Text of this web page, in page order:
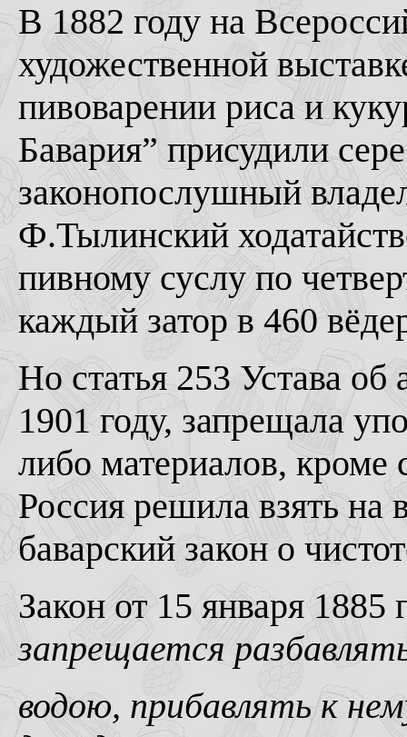
В 1882 году на
художественной
пивоварении риса и
Бавария” присудили
законопослушный
Ф.Тылинский
пивному суслу по
каждый затор в 460
Но статья 253 Устава об
1901 году, запрещала
либо материалов,
Россия решила взять на
баварский закон о
Закон от 15 января 1885
запрещается
водою, прибавлять к